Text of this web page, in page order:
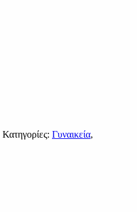
Κατηγορίες: Γυναικεία,